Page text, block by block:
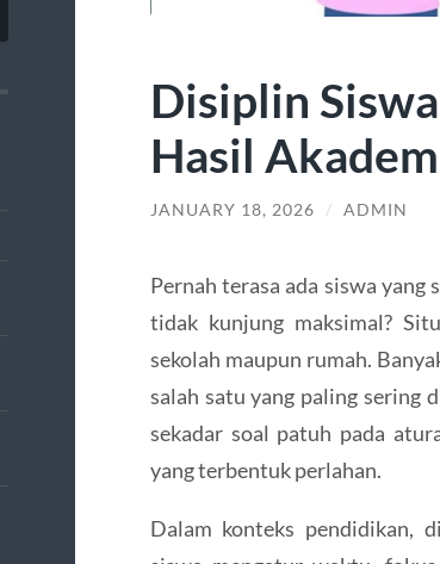
Disiplin
Hasil
JANUARY 18, 2026 / ADMIN
Pernah terasa ada siswa
tidak kunjung maksimal?
sekolah maupun rumah.
salah satu yang paling sering
sekadar soal patuh pada
yang terbentuk perlahan.
Dalam konteks pendidikan,